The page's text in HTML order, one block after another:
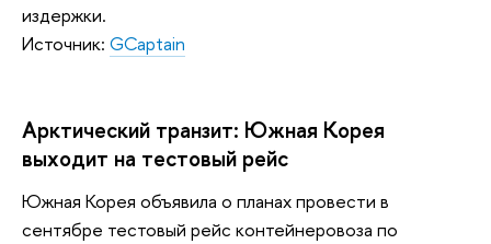
издержки.
Источник: GCaptain
Арктический транзит: Южная Корея
выходит на тестовый рейс
Южная Корея объявила о планах провести в
сентябре тестовый рейс контейнеровоза по